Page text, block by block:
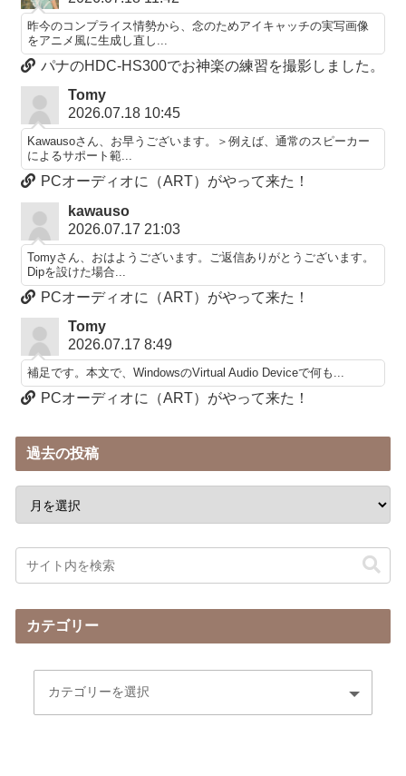
昨今のコンプライス情勢から、念のためアイキャッチの実写画像
をアニメ風に生成し直し...
パナのHDC-HS300でお神楽の練習を撮影しました。
Tomy
2026.07.18 10:45
Kawausoさん、お早うございます。＞例えば、通常のスピーカー
によるサポート範...
PCオーディオに（ART）がやって来た！
kawauso
2026.07.17 21:03
Tomyさん、おはようございます。ご返信ありがとうございます。
Dipを設けた場合...
PCオーディオに（ART）がやって来た！
Tomy
2026.07.17 8:49
補足です。本文で、WindowsのVirtual Audio Deviceで何も...
PCオーディオに（ART）がやって来た！
過去の投稿
カテゴリー